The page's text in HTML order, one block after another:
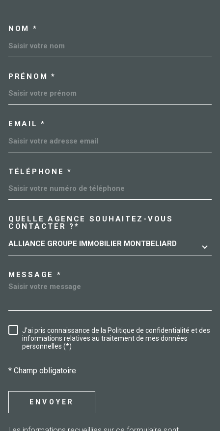
NOM *
PRÉNOM *
EMAIL *
TÉLÉPHONE *
QUELLE AGENCE SOUHAITEZ-VOUS
CONTACTER ?*
ALLIANCE GROUPE IMMOBILIER MONTBELIARD
MESSAGE *
RÈGLEMENTATION
J'ai pris connaissance de la Politique de confidentialité et des
informations relatives au traitement de mes données
personnelles (*)
* Champ obligatoire
ENVOYER